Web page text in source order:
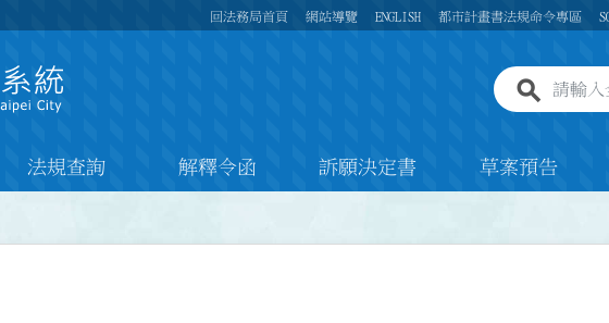
回法務局首頁 網站導覽 ENGLISH 都市計畫書法規命令專區
全站查
法規查詢 解釋令函 訴願決定書 草案預告